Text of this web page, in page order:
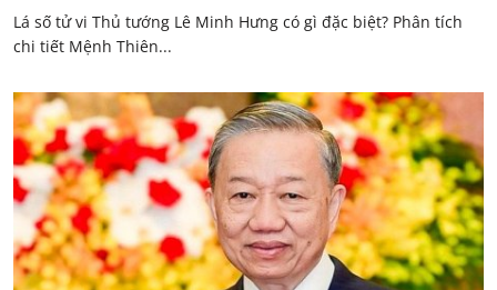
Lá số tử vi Thủ tướng Lê Minh Hưng có gì đặc biệt? Phân tích
chi tiết Mệnh Thiên...